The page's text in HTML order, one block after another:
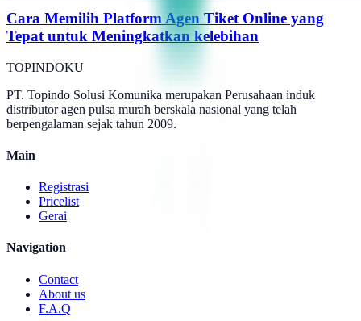
Cara Memilih Platform Agen Tiket Online yang
Tepat untuk Meningkatkan kelebihan
TOPINDOKU
PT. Topindo Solusi Komunika merupakan Perusahaan induk
distributor agen pulsa murah berskala nasional yang telah
berpengalaman sejak tahun 2009.
Main
Registrasi
Pricelist
Gerai
Navigation
Contact
About us
F.A.Q